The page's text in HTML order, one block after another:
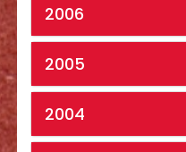
2006
2005
2004